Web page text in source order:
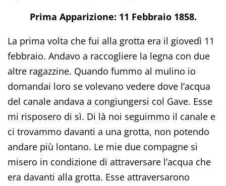
Prima Apparizione: 11 Febbraio 1858.
La prima volta che fui alla grotta era il giovedì 11
febbraio. Andavo a raccogliere la legna con due
altre ragazzine. Quando fummo al mulino io
domandai loro se volevano vedere dove l’acqua
del canale andava a congiungersi col Gave. Esse
mi risposero di sì. Di là noi seguimmo il canale e
ci trovammo davanti a una grotta, non potendo
andare più lontano. Le mie due compagne si
misero in condizione di attraversare l’acqua che
era davanti alla grotta. Esse attraversarono